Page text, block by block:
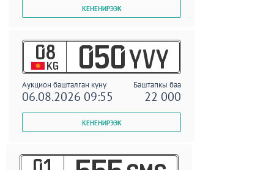
08
KG 050 YVY
Аукцион башталган күнү Баштапкы баа
06.08.2026 09:55 22 000
01